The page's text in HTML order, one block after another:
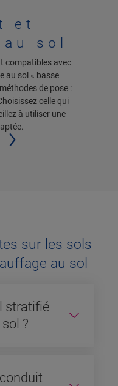
et
sol
compatibles avec
au sol « basse
de pose :
celle qui
à utiliser une
sur les sols
au sol
stratifié
?